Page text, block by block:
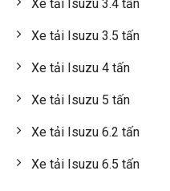
Xe tải Isuzu 3.4 tấn
Xe tải Isuzu 3.5 tấn
Xe tải Isuzu 4 tấn
Xe tải Isuzu 5 tấn
Xe tải Isuzu 6.2 tấn
Xe tải Isuzu 6.5 tấn